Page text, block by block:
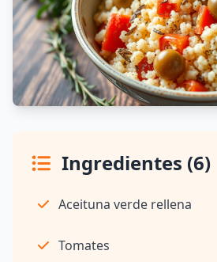
Ingredientes (6)
Aceituna verde rellena
Tomates